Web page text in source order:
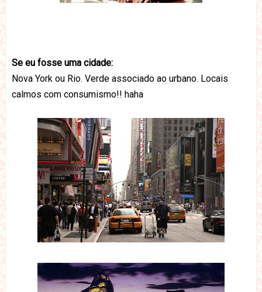
Se eu fosse uma cidade:
Nova York ou Rio. Verde associado ao urbano. Locais
calmos com consumismo!! haha